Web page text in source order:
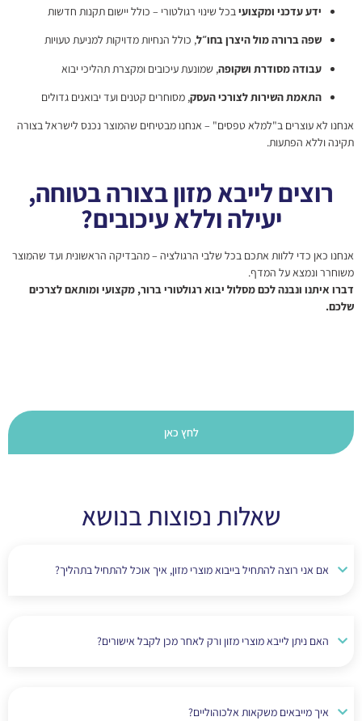
ידע עדכני ומקצועיבכל שינוי רגולטורי – כולל יישום תקנות חדשות
שפה ברורה מול היצרן בחו״ל, כולל הנחיות מדויקות למניעת טעויות
עבודה מסודרת ושקופה, שמונעת עיכובים ומקצרת תהליכי יבוא
התאמת השירות לצורכי העסק, מסוחרים קטנים ועד יבואנים גדולים
אנחנו לא עוצרים ב"למלא טפסים" – אנחנו מבטיחים שהמוצר נכנס לישראל בצורה
תקינה וללא הפתעות.
רוצים לייבא מזון בצורה בטוחה,
יעילה וללא עיכובים?
אנחנו כאן כדי ללוות אתכם בכל שלבי הרגולציה – מהבדיקה הראשונית ועד שהמוצר
משוחרר ונמצא על המדף.
דברו איתנו ונבנה לכם מסלול יבוא רגולטורי ברור, מקצועי ומותאם לצרכים
שלכם.
לחץ כאן
שאלות נפוצות בנושא
אם אני רוצה להתחיל בייבוא מוצרי מזון, איך אוכל להתחיל בתהליך?
האם ניתן לייבא מוצרי מזון ורק לאחר מכן לקבל אישורים?
איך מייבאים משקאות אלכוהוליים?